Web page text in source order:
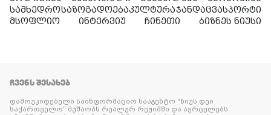
სამხედროსაზოგადოებაკულტურაჯანდაცვასპორტი
მსოფლიო
ინტერვიუ ჩინეთი ბიზნეს ნიუსი
ᲩᲕᲔᲜᲡ ᲨᲔᲡᲐᲮᲔᲑ
დამოუკიდებელი საინფორმაციო სააგენტო “ნიუს დეი
საქართველო” მუშაობს რეალურ რეჟიმში და ავრცელებს